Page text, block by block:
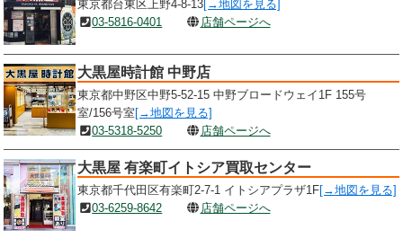
東京都台東区上野4-8-13[→地図を見る]
03-5816-0401
店舗ページへ
大黒屋時計館 中野店
東京都中野区中野5-52-15 中野ブロードウェイ1F 155号
室/156号室 [→地図を見る]
03-5318-5250
店舗ページへ
大黒屋 有楽町イトシア買取センター
東京都千代田区有楽町2-7-1 イトシアプラザ1F[→地図を見る]
03-6259-8642
店舗ページへ